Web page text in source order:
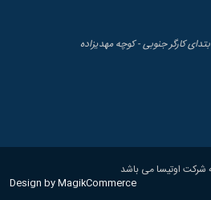
کارگر جنوبی - کوچه مهدیزاده
اوتیسا می باشد
Design by MagikCommerce